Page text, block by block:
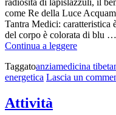
come Re della Luce
Tantra Medici: caratteristica
del corpo è colorata di blu …
Continua a leggereIl
della
Medicina
Taggatoanziamedicina
energetica Lascia un
Attività